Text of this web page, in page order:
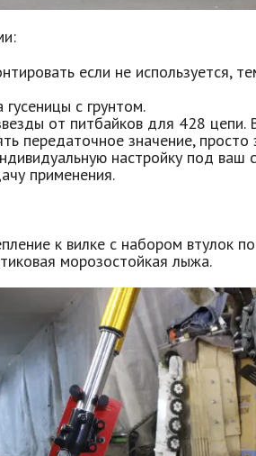
если не используется,
с грунтом.
от питбайков для 428 цепи.
передаточное значение, просто
настройку под ваш
применения.
к вилке с набором втулок
морозостойкая лыжа.